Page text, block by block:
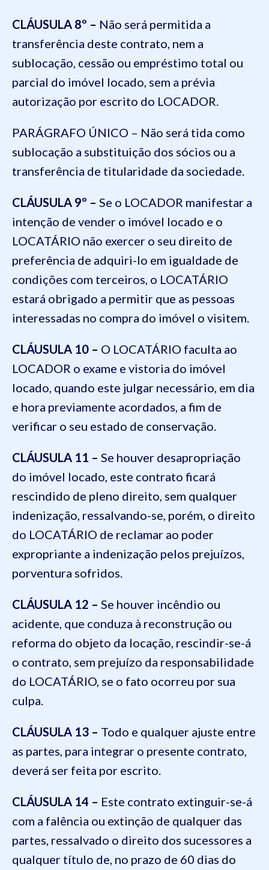
CLÁUSULA 8º – Não será permitida a
transferência deste contrato, nem a
sublocação, cessão ou empréstimo total ou
parcial do imóvel locado, sem a prévia
autorização por escrito do LOCADOR.
PARÁGRAFO ÚNICO – Não será tida como
sublocação a substituição dos sócios ou a
transferência de titularidade da sociedade.
CLÁUSULA 9º – Se o LOCADOR manifestar a
intenção de vender o imóvel locado e o
LOCATÁRIO não exercer o seu direito de
preferência de adquiri-lo em igualdade de
condições com terceiros, o LOCATÁRIO
estará obrigado a permitir que as pessoas
interessadas no compra do imóvel o visitem.
CLÁUSULA 10 – O LOCATÁRIO faculta ao
LOCADOR o exame e vistoria do imóvel
locado, quando este julgar necessário, em dia
e hora previamente acordados, a fim de
verificar o seu estado de conservação.
CLÁUSULA 11 – Se houver desapropriação
do imóvel locado, este contrato ficará
rescindido de pleno direito, sem qualquer
indenização, ressalvando-se, porém, o direito
do LOCATÁRIO de reclamar ao poder
expropriante a indenização pelos prejuízos,
porventura sofridos.
CLÁUSULA 12 – Se houver incêndio ou
acidente, que conduza à reconstrução ou
reforma do objeto da locação, rescindir-se-á
o contrato, sem prejuízo da responsabilidade
do LOCATÁRIO, se o fato ocorreu por sua
culpa.
CLÁUSULA 13 – Todo e qualquer ajuste entre
as partes, para integrar o presente contrato,
deverá ser feita por escrito.
CLÁUSULA 14 – Este contrato extinguir-se-á
com a falência ou extinção de qualquer das
partes, ressalvado o direito dos sucessores a
qualquer título de, no prazo de 60 dias do